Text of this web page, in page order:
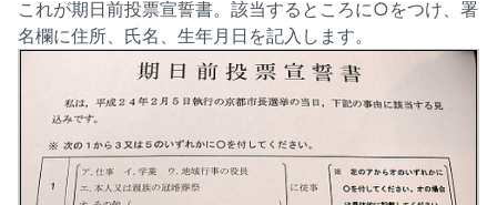
これが期日前投票宣誓書。該当するところに○をつけ、署
名欄に住所、氏名、生年月日を記入します。